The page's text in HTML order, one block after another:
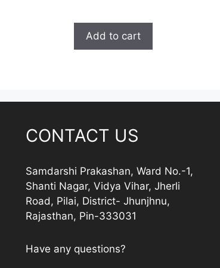
o
f
5
Add to cart
CONTACT US
Samdarshi Prakashan, Ward No.-1,
Shanti Nagar, Vidya Vihar, Jherli
Road, Pilai, District- Jhunjhnu,
Rajasthan, Pin-333031
Have any questions?